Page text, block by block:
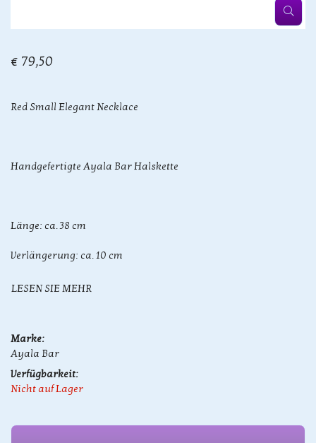
€ 79,50
Red Small Elegant Necklace
Handgefertigte Ayala Bar Halskette
Länge: ca. 38 cm
Verlängerung: ca. 10 cm
LESEN SIE MEHR
Marke:
Ayala Bar
Verfügbarkeit:
Nicht auf Lager